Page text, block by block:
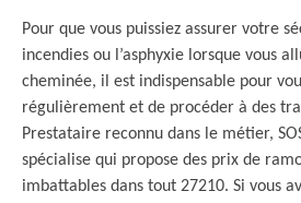
Pour que vous puissiez assurer votre
incendies ou l’asphyxie lorsque vous
cheminée, il est indispensable pour
régulièrement et de procéder à des
Prestataire reconnu dans le métier,
spécialise qui propose des prix de
imbattables dans tout 27210. Si vous